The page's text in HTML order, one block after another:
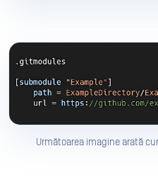
Următoarea imagine arată